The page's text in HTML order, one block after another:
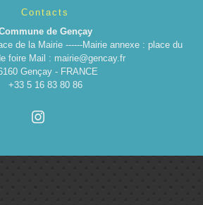
Contacts
de Gençay
de la Mairie ------Mairie annexe : place du
foire Mail : mairie@gencay.fr
Gençay - FRANCE
+33 5 16 83 80 86